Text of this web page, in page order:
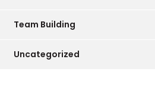
Team Building
Uncategorized